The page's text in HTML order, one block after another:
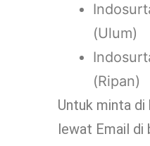
(Ulum)
(Ripan)
Untuk minta di
lewat Email di